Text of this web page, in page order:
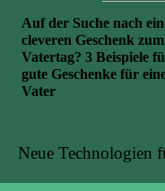
Auf der Suche nach
cleveren Geschenk zum
Vatertag? 3 Beispiele
gute Geschenke für
Vater
Neue Technologien